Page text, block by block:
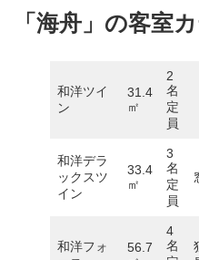
「海舟」の客室
和洋ツイ
ン
31.4
㎡
2
名
定
員
和洋デラ
ックスツ
イン
33.4
㎡
3
名
定
員
和洋フォ
56.7
4
名